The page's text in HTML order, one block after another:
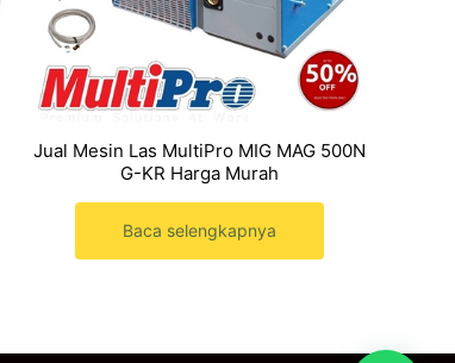
Jual Mesin Las MultiPro MIG MAG 500N
G-KR Harga Murah
Baca selengkapnya